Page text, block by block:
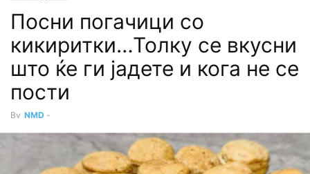
Посни погачици со
кикиритки…Толку се вкусни
што ќе ги јадете и кога не се
пости
By NMD -